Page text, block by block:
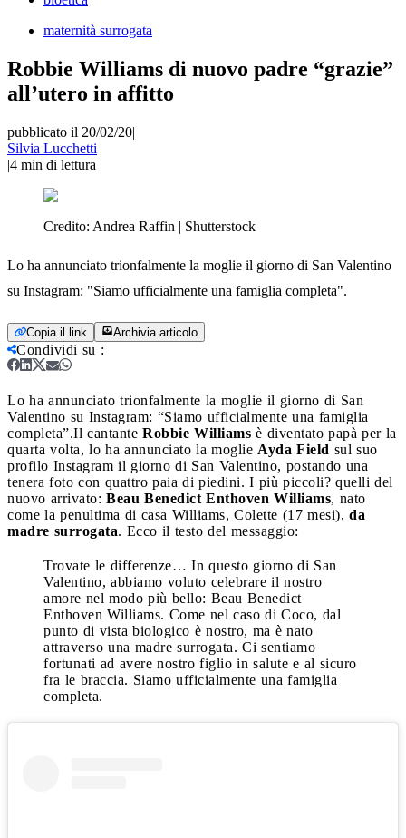
maternità surrogata
Robbie Williams di nuovo padre “grazie”
all’utero in affitto
pubblicato il 20/02/20|
Silvia Lucchetti
|4 min di lettura
Credito: Andrea Raffin | Shutterstock
Lo ha annunciato trionfalmente la moglie il giorno di San Valentino
su Instagram: "Siamo ufficialmente una famiglia completa".
Copia il link Archivia articolo
Condividi su :
Lo ha annunciato trionfalmente la moglie il giorno di San
Valentino su Instagram: “Siamo ufficialmente una famiglia
completa”.Il cantante Robbie Williams è diventato papà per la
quarta volta, lo ha annunciato la moglie Ayda Field sul suo
profilo Instagram il giorno di San Valentino, postando una
tenera foto con quattro paia di piedini. I più piccoli? quelli del
nuovo arrivato: Beau Benedict Enthoven Williams, nato
come la penultima di casa Williams, Colette (17 mesi), da
madre surrogata. Ecco il testo del messaggio:
Trovate le differenze… In questo giorno di San
Valentino, abbiamo voluto celebrare il nostro
amore nel modo più bello: Beau Benedict
Enthoven Williams. Come nel caso di Coco, dal
punto di vista biologico è nostro, ma è nato
attraverso una madre surrogata. Ci sentiamo
fortunati ad avere nostro figlio in salute e al sicuro
fra le braccia. Siamo ufficialmente una famiglia
completa.